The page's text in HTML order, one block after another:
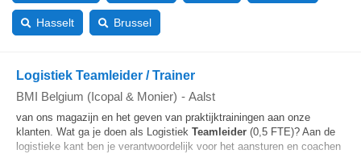
Hasselt Brussel
Logistiek Teamleider / Trainer
BMI Belgium (Icopal & Monier) - Aalst
van ons magazijn en het geven van praktijktrainingen aan onze
klanten. Wat ga je doen als Logistiek Teamleider (0,5 FTE)? Aan de
logistieke kant ben je verantwoordelijk voor het aansturen en coachen